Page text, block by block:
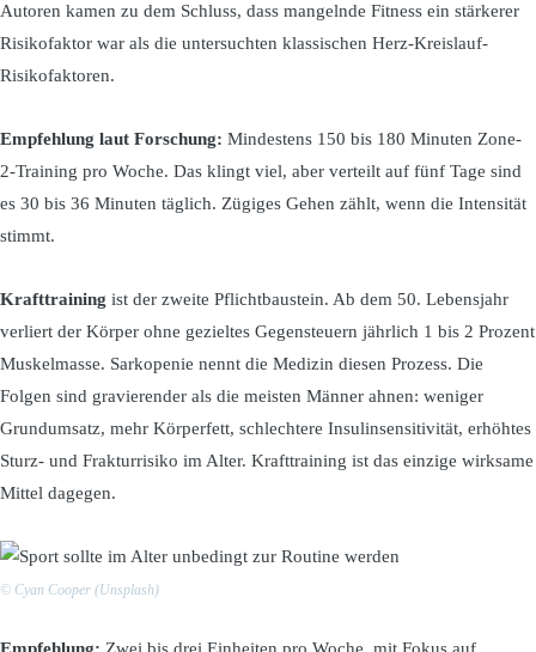
Autoren kamen zu dem Schluss, dass mangelnde Fitness ein stärkerer
Risikofaktor war als die untersuchten klassischen Herz-Kreislauf-
Risikofaktoren.
Empfehlung laut Forschung: Mindestens 150 bis 180 Minuten Zone-
2-Training pro Woche. Das klingt viel, aber verteilt auf fünf Tage sind
es 30 bis 36 Minuten täglich. Zügiges Gehen zählt, wenn die Intensität
stimmt.
Krafttraining ist der zweite Pflichtbaustein. Ab dem 50. Lebensjahr
verliert der Körper ohne gezieltes Gegensteuern jährlich 1 bis 2 Prozent
Muskelmasse. Sarkopenie nennt die Medizin diesen Prozess. Die
Folgen sind gravierender als die meisten Männer ahnen: weniger
Grundumsatz, mehr Körperfett, schlechtere Insulinsensitivität, erhöhtes
Sturz- und Frakturrisiko im Alter. Krafttraining ist das einzige wirksame
Mittel dagegen.
© Cyan Cooper (Unsplash)